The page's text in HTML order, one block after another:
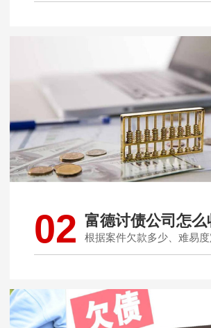
02 富德讨债公司怎么
根据案件欠款多少、难易